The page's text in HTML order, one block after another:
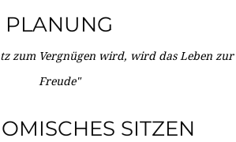
PLANUNG
zum Vergnügen wird, wird das Leben zur
Freude"
SITZEN